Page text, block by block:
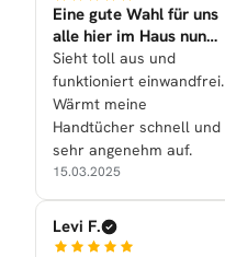
Eine gute Wahl für uns
alle hier im Haus nun
mal getroffen
Sieht toll aus und
funktioniert einwandfrei.
Wärmt meine
Handtücher schnell und
sehr angenehm auf.
15.03.2025
Levi F.